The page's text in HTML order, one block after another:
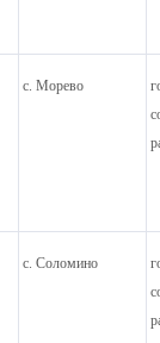
с. Морево
с. Соломино